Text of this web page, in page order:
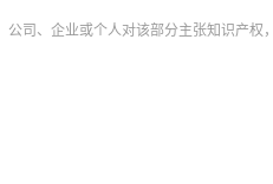
司、企业或个人对该部分主张知识产